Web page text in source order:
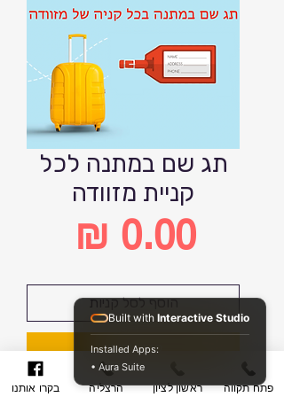
תג שם במתנה לכל
קניית מזוודה
‏0.00 ‏₪
מחיר
הוסף לסל קניות
קנה עכשיו
בקרו אותנו הרצליה ראשון לציון פתח תקווה
Built with Interactive Studio
Installed Apps:
• Aura Suite